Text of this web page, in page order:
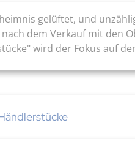
gelüftet, und
dem Verkauf mit den
wird der Fokus auf